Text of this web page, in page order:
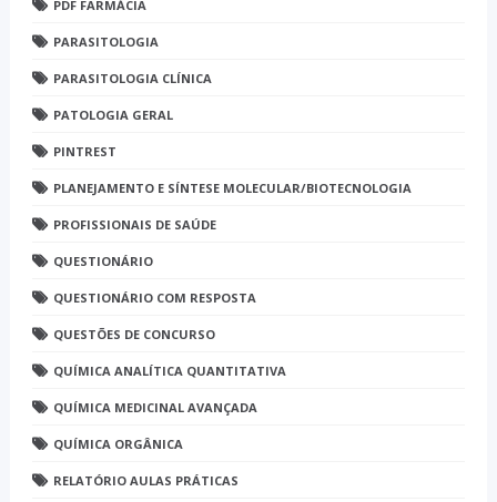
PDF FARMÁCIA
PARASITOLOGIA
PARASITOLOGIA CLÍNICA
PATOLOGIA GERAL
PINTREST
PLANEJAMENTO E SÍNTESE MOLECULAR/BIOTECNOLOGIA
PROFISSIONAIS DE SAÚDE
QUESTIONÁRIO
QUESTIONÁRIO COM RESPOSTA
QUESTÕES DE CONCURSO
QUÍMICA ANALÍTICA QUANTITATIVA
QUÍMICA MEDICINAL AVANÇADA
QUÍMICA ORGÂNICA
RELATÓRIO AULAS PRÁTICAS